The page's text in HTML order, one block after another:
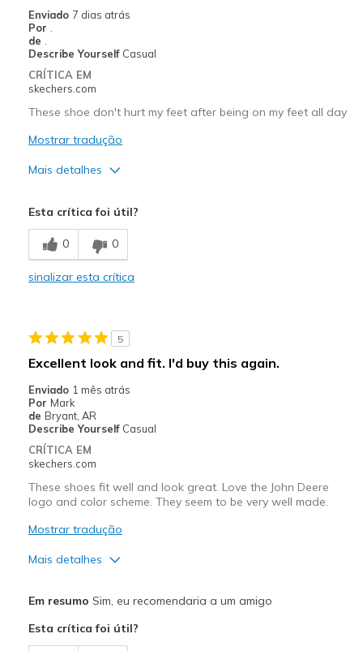
Melhores utilizações
Casual Wear
Travel
Sizing
View On Shoes
Enviado 7 dias atrás
Por
de
Describe Yourself Casual
CRÍTICA EM
skechers.com
These shoe don't hurt my feet after being on my feet all day
Mostrar tradução
Mais detalhes
Melhores utilizações
Work
Esta crítica foi útil?
0 0
sinalizar esta crítica
5
Excellent look and fit. I'd buy this again.
Enviado 1 mês atrás
Por Mark
de Bryant, AR
Describe Yourself Casual
CRÍTICA EM
skechers.com
These shoes fit well and look great. Love the John Deere
logo and color scheme. They seem to be very well made.
Mostrar tradução
Mais detalhes
Comfortable
Em resumo Sim, eu recomendaria a um amigo
Esta crítica foi útil?